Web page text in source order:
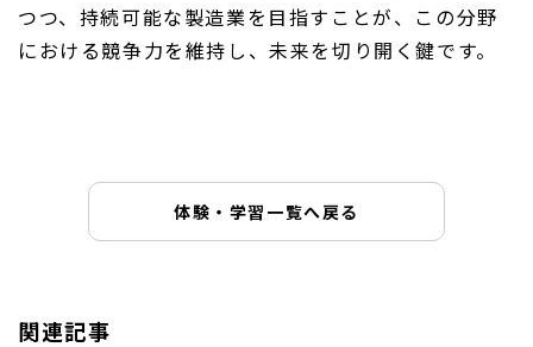
つつ、持続可能な製造業を目指すことが、この分野
における競争力を維持し、未来を切り開く鍵です。
体験・学習一覧へ戻る
関連記事